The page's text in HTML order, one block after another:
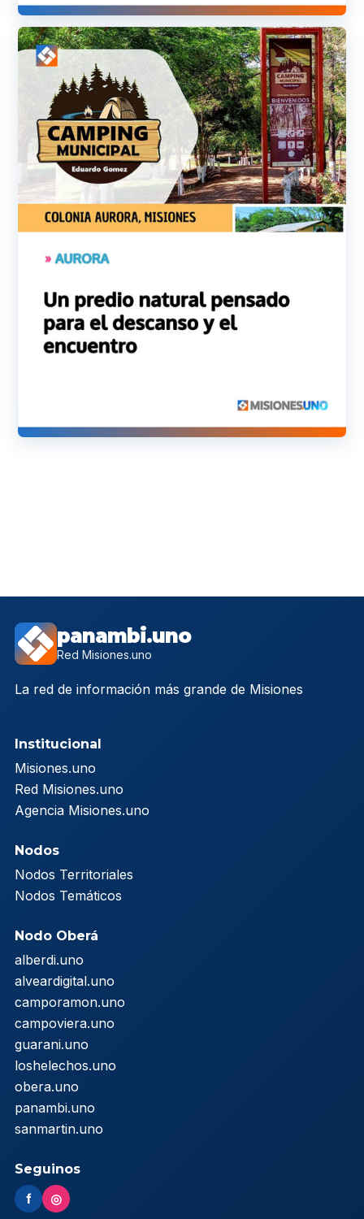
panambi.uno
Red Misiones.uno
La red de información más grande de Misiones
Institucional
Misiones.uno
Red Misiones.uno
Agencia Misiones.uno
Nodos
Nodos Territoriales
Nodos Temáticos
Nodo Oberá
alberdi.uno
alveardigital.uno
camporamon.uno
campoviera.uno
guarani.uno
loshelechos.uno
obera.uno
panambi.uno
sanmartin.uno
Seguinos
f ◎